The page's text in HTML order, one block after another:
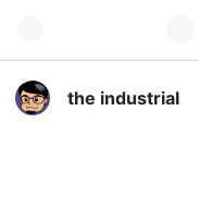
the industrial